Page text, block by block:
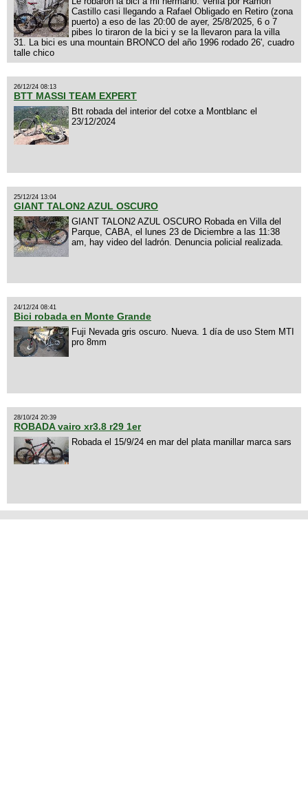
Castillo casi llegando a Rafael Obligado en Retiro (zona
puerto) a eso de las 20:00 de ayer, 25/8/2025, 6 o 7
pibes lo tiraron de la bici y se la llevaron para la villa
31. La bici es una mountain BRONCO del año 1996 rodado 26', cuadro
talle chico
26/12/24 08:13
BTT MASSI TEAM EXPERT
Btt robada del interior del cotxe a Montblanc el
23/12/2024
25/12/24 13:04
GIANT TALON2 AZUL OSCURO
GIANT TALON2 AZUL OSCURO Robada en Villa del
Parque, CABA, el lunes 23 de Diciembre a las 11:38
am, hay video del ladrón. Denuncia policial realizada.
24/12/24 08:41
Bici robada en Monte Grande
Fuji Nevada gris oscuro. Nueva. 1 día de uso Stem MTI
pro 8mm
28/10/24 20:39
ROBADA vairo xr3.8 r29 1er
Robada el 15/9/24 en mar del plata manillar marca sars